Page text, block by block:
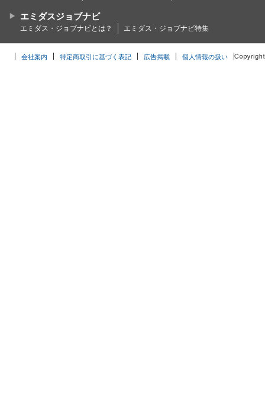
エミダスジョブナビ
エミダス・ジョブナビとは？ エミダス・ジョブナビ特集
会社案内 特定商取引に基づく表記 広告掲載 個人情報の扱い